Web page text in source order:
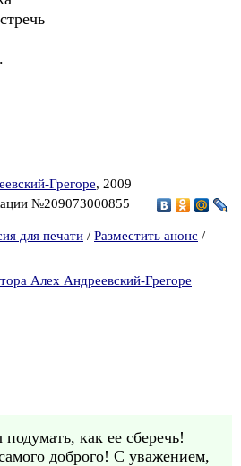
Грегоре, 2009
№209073000855
для печати / Разместить анонс /
Алех Андреевский-Грегоре
как ее сберечь!
доброго! С уважением,